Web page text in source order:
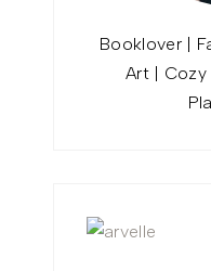
Booklover |
Art | Cozy